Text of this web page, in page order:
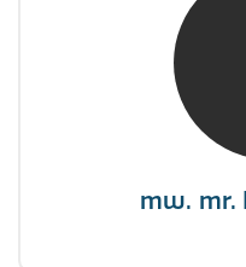
mw. mr.
NIVRE
"There is no